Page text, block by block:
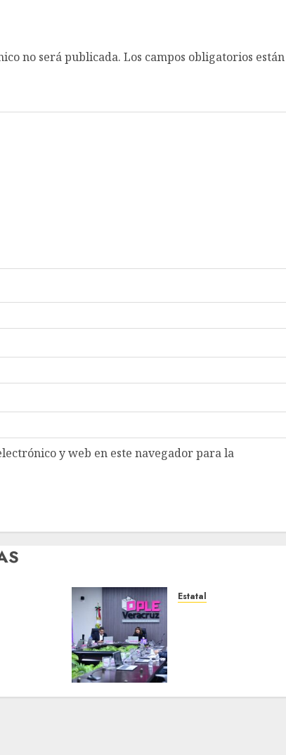
no será publicada. Los campos obligatorios están
y web en este navegador para la
Estatal
MARZO 31, 2026 0